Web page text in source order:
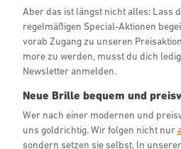
Aber das ist längst nicht alles: Lass
regelmäßigen Special-Aktionen
vorab Zugang zu unseren
more zu werden, musst du dich
Newsletter anmelden.
Neue Brille bequem und
Wer nach einer modernen und
uns goldrichtig. Wir folgen nicht nur
sondern setzen sie selbst. In